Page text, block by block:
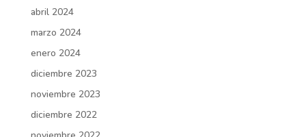
abril 2024
marzo 2024
enero 2024
diciembre 2023
noviembre 2023
diciembre 2022